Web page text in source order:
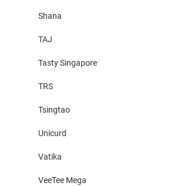
Shana
TAJ
Tasty Singapore
TRS
Tsingtao
Unicurd
Vatika
VeeTee Mega